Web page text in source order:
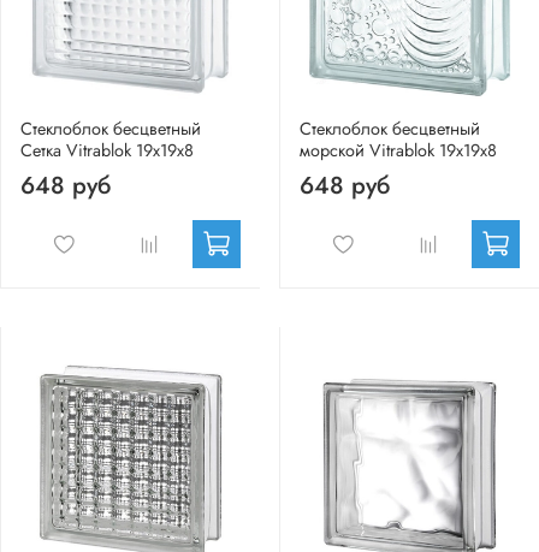
Стеклоблок бесцветный
Сетка Vitrablok 19х19х8
648 руб
Стеклоблок бесцветный
морской Vitrablok 19х19х8
648 руб